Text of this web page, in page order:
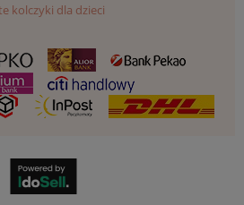
kolczyki dla dzieci